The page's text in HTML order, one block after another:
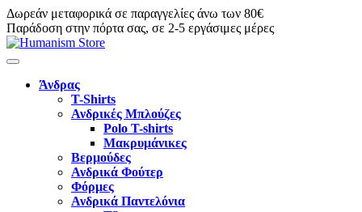
Δωρεάν μεταφορικά σε παραγγελίες άνω των 80€
Παράδοση στην πόρτα σας, σε 2-5 εργάσιμες μέρες
Άνδρας
T-Shirts
Ανδρικές Μπλούζες
Polo T-shirts
Μακρυμάνικες
Βερμούδες
Ανδρικά Φούτερ
Φόρμες
Ανδρικά Παντελόνια